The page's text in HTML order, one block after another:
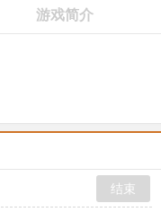
游戏简介
结束